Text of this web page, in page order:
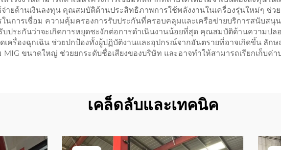
ยด้านเงินลงทุน คุณสมบัติด้านประสิทธิภาพการใช้พลังงานในเครื่องรุ่นใหม่ๆ ช่ว
นการเชื่อม ความคุ้มครองการรับประกันที่ครอบคลุมและเครือข่ายบริการสนับสนุ
ประกันว่าจะเกิดการหยุดชะงักต่อการดำเนินงานน้อยที่สุด คุณสมบัติด้านความปล
เครื่องฉุกเฉิน ช่วยปกป้องทั้งผู้ปฏิบัติงานและอุปกรณ์จากอันตรายที่อาจเกิดขึ้น
MIG ขนาดใหญ่ ช่วยยกระดับชื่อเสียงของบริษัท และอาจทำให้สามารถเรียกเก็บค่
เคล็ดลับและเทคนิค